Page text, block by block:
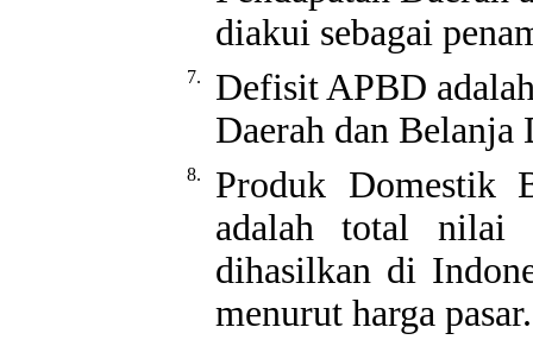
diakui sebagai
7.
Defisit APBD
Daerah dan Belanja
8.
Produk Domestik
adalah total nilai
dihasilkan di
menurut harga pasar.